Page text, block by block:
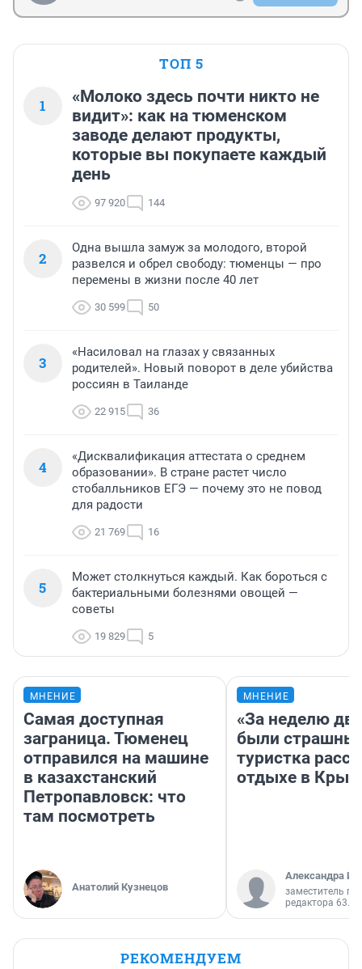
ТОП 5
1
«Молоко здесь почти никто не
видит»: как на тюменском
заводе делают продукты,
которые вы покупаете каждый
день
97 920 144
2
Одна вышла замуж за молодого, второй
развелся и обрел свободу: тюменцы — про
перемены в жизни после 40 лет
30 599 50
3
«Насиловал на глазах у связанных
родителей». Новый поворот в деле убийства
россиян в Таиланде
22 915 36
4
«Дисквалификация аттестата о среднем
образовании». В стране растет число
стобалльников ЕГЭ — почему это не повод
для радости
21 769 16
5
Может столкнуться каждый. Как бороться с
бактериальными болезнями овощей —
советы
19 829 5
МНЕНИЕ
Самая доступная
заграница. Тюменец
отправился на машине
в казахстанский
Петропавловск: что
там посмотреть
Анатолий Кузнецов
МНЕНИЕ
«За неделю
были
туристка
отдыхе в
Александра
заместитель
редактора 63.RU
РЕКОМЕНДУЕМ